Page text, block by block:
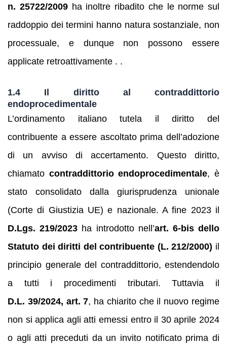
n. 25722/2009ha inoltre ribadito che le norme sul
raddoppio dei termini hanno natura sostanziale, non
processuale, e dunque non possono essere
applicate retroattivamente . .
1.4 Il diritto al contraddittorio
endoprocedimentale
L’ordinamento italiano tutela il diritto del
contribuente a essere ascoltato prima dell’adozione
di un avviso di accertamento. Questo diritto,
chiamato contraddittorio endoprocedimentale, è
stato consolidato dalla giurisprudenza unionale
(Corte di Giustizia UE) e nazionale. A fine 2023 il
D.Lgs. 219/2023 ha introdotto nell’art. 6-bis dello
Statuto dei diritti del contribuente (L. 212/2000) il
principio generale del contraddittorio, estendendolo
a tutti i procedimenti tributari. Tuttavia il
D.L. 39/2024, art. 7, ha chiarito che il nuovo regime
non si applica agli atti emessi entro il 30 aprile 2024
o agli atti preceduti da un invito notificato prima di